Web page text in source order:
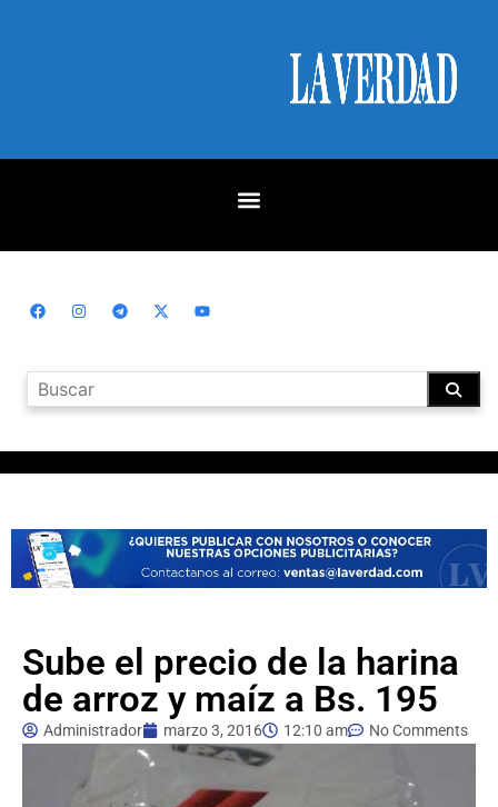
Sube el precio de la harina
de arroz y maíz a Bs. 195
Administrador marzo 3, 2016 12:10 am No Comments